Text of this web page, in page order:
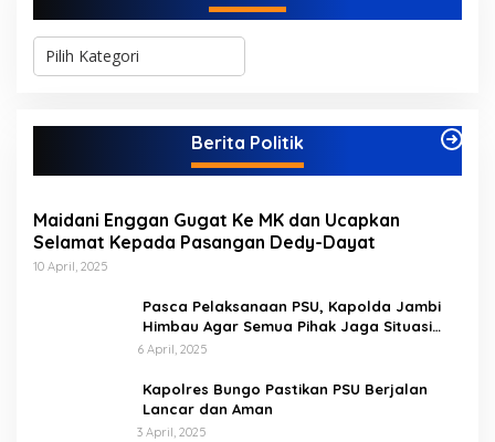
K
g
Berita Politik
Maidani Enggan Gugat Ke MK dan Ucapkan
Selamat Kepada Pasangan Dedy-Dayat
10 April, 2025
Pasca Pelaksanaan PSU, Kapolda Jambi
Himbau Agar Semua Pihak Jaga Situasi
Kamtibmas
6 April, 2025
Kapolres Bungo Pastikan PSU Berjalan
Lancar dan Aman
3 April, 2025